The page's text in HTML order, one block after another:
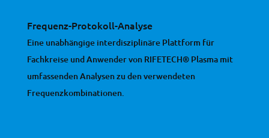
Frequenz-Protokoll-Analyse
Eine unabhängige interdisziplinäre Plattform für
Fachkreise und Anwender von RIFETECH® Plasma mit
umfassenden Analysen zu den verwendeten
Frequenzkombinationen.